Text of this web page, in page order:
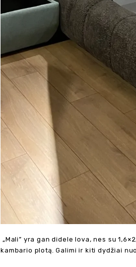
„Mali” yra gan didele lova, nes su
kambario plotą. Galimi ir kiti dydžiai